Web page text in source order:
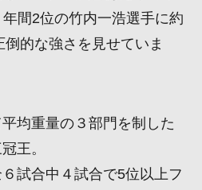
間2位の竹内一浩選手に約
的な強さを見せていま
均重量の３部門を制した
王。
試合中４試合で5位以上フ